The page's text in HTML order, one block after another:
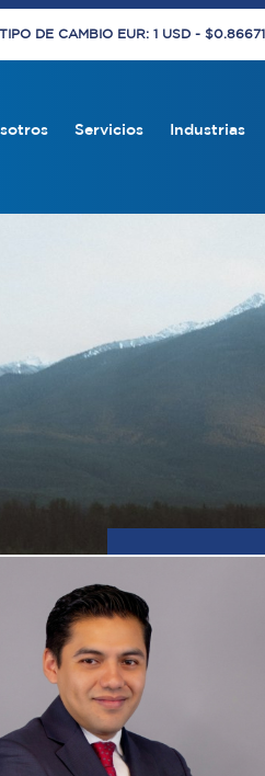
TIPO DE CAMBIO EUR: 1 USD - $0.86671
Servicios Industrias